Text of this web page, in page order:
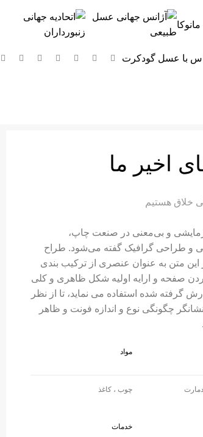
اخیر ما
خلاق هستیم
و بی‌معنی در صنعت چاپ،
و طراحی گرافیک گفته می‌شود. طراح
این متن به عنوان عنصری از ترکیب بندی
صفحه و ارایه اولیه شکل ظاهری و کلی
گرفته شده استفاده می نماید، تا از نظر
چگونگی نوع و اندازه فونت و ظاهر
مواد
چوب ، کاغذ
خدمات